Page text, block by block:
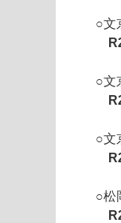
○文
○文
○文
○松